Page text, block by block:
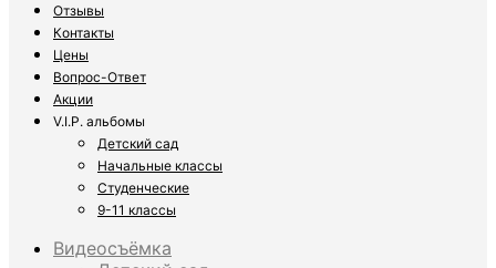
Отзывы
Контакты
Цены
Вопрос-Ответ
Акции
V.I.P. альбомы
Детский сад
Начальные классы
Студенческие
9-11 классы
Видеосъёмка